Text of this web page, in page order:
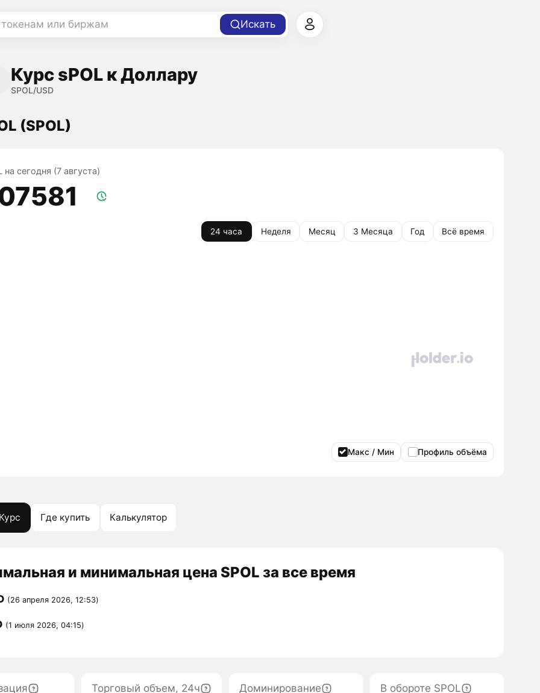
или биржам Искать
Курс sPOL к Доллару
SPOL/USD
(SPOL)
на сегодня (7 августа)
24 часа Неделя Месяц 3 Месяца Год Всё время
Макс / Мин Профиль объёма
Где купить Калькулятор
и минимальная цена SPOL за все время
(26 апреля 2026, 12:53)
(1 июля 2026, 04:15)
Торговый объем, 24ч
Доминирование
В обороте SPOL